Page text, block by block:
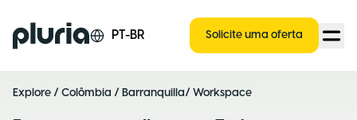
Logo Pluria PT-BR Solicite uma oferta
Explore / Colômbia / Barranquilla/ Workspace